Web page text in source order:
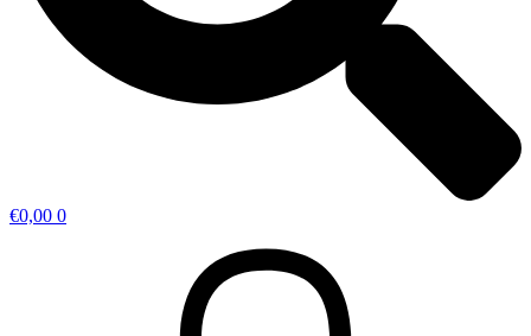
€0,00 0